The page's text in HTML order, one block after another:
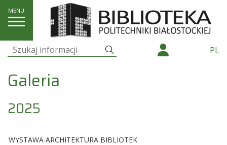
Szukaj: PL
O nas Galeria
Galeria
2025
WYSTAWA ARCHITEKTURA BIBLIOTEK